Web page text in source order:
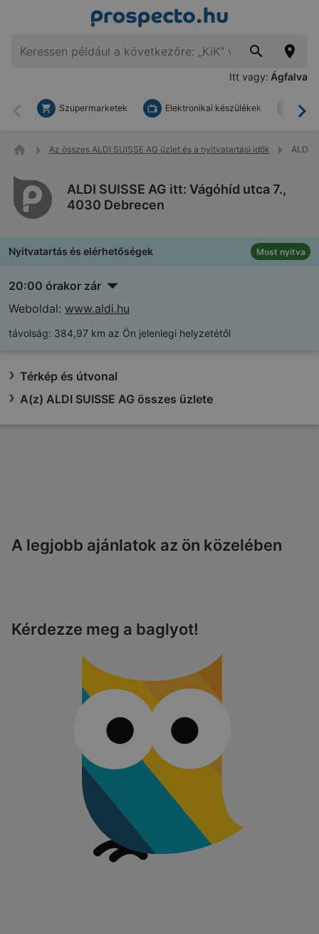
Itt vagy: Ágfalva
Vissza
Szupermarketek Elektronikai készülékek
Az összes ALDI SUISSE AG üzlet és a nyitvatartási idők ALDI
ALDI SUISSE AG itt: Vágóhíd utca 7.,
4030 Debrecen
Nyitvatartás és elérhetőségek Most nyitva
20:00 órakor zár
Weboldal: www.aldi.hu
távolság: 384,97 km az Ön jelenlegi helyzetétől
Térkép és útvonal
A(z) ALDI SUISSE AG összes üzlete
A legjobb ajánlatok az ön közelében
Kérdezze meg a baglyot!